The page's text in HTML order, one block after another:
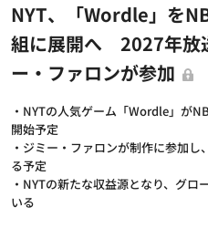
NYT、「Wordle」を
組に展開へ 2027年放
ー・ファロンが参加
・NYTの人気ゲーム「Wordle」が
開始予定
・ジミー・ファロンが制作に参加
る予定
・NYTの新たな収益源となり、グ
いる